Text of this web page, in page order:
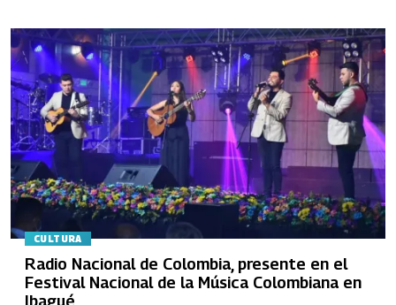
CULTURA
Radio Nacional de Colombia, presente en el
Festival Nacional de la Música Colombiana en
Ibagué